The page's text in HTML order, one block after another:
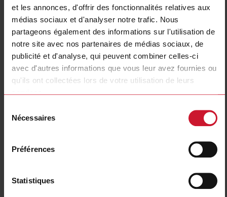
et les annonces, d'offrir des fonctionnalités relatives aux
médias sociaux et d'analyser notre trafic. Nous
partageons également des informations sur l'utilisation de
notre site avec nos partenaires de médias sociaux, de
publicité et d'analyse, qui peuvent combiner celles-ci
avec d'autres informations que vous leur avez fournies ou
qu'ils ont collectées lors de votre utilisation de leurs
services.
Nécessaires
Préférences
Statistiques
Housing material
Metal
Emitted light
Sensing mode
Light-/dark switching
Degree of protection
IP67, IP68, IP69K
Rated power supply
E-Number (NO)
Fiche technique
sélectionner
sélectionner
sélectionner
Brochures
sélectionner